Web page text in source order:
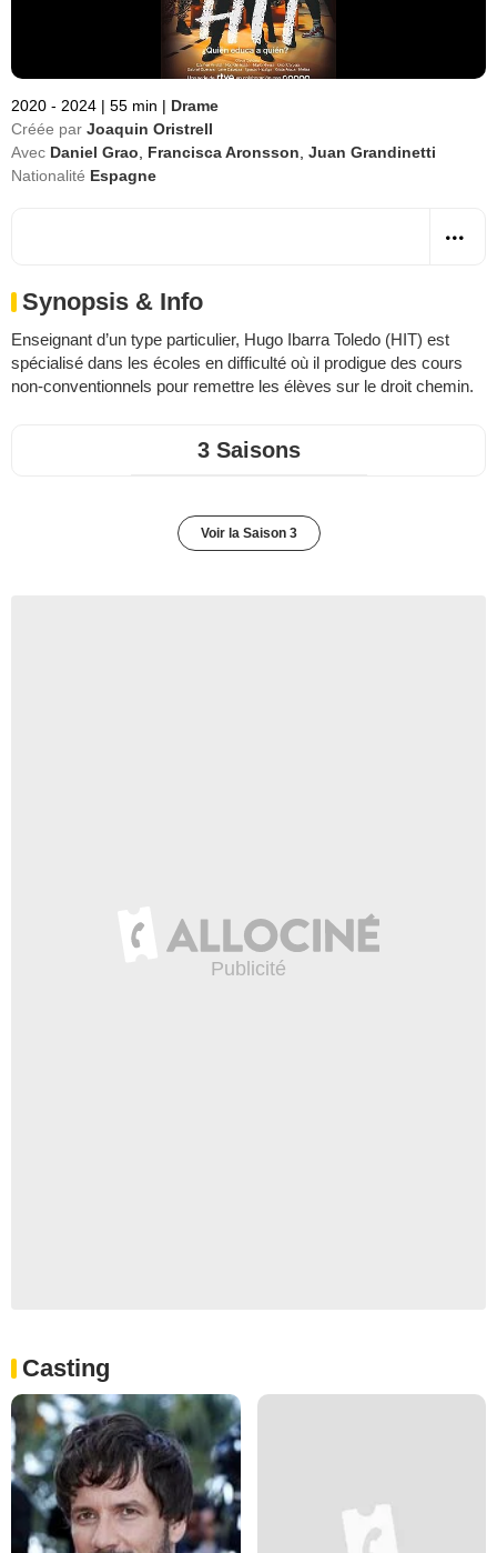
2020 - 2024 | 55 min | Drame
Créée par Joaquin Oristrell
Avec Daniel Grao Francisca Aronsson Juan Grandinetti
Nationalité Espagne
Synopsis & Info
Enseignant d’un type particulier, Hugo Ibarra Toledo (HIT) est
spécialisé dans les écoles en difficulté où il prodigue des cours
non-conventionnels pour remettre les élèves sur le droit chemin.
3 Saisons
Voir la Saison 3
Casting